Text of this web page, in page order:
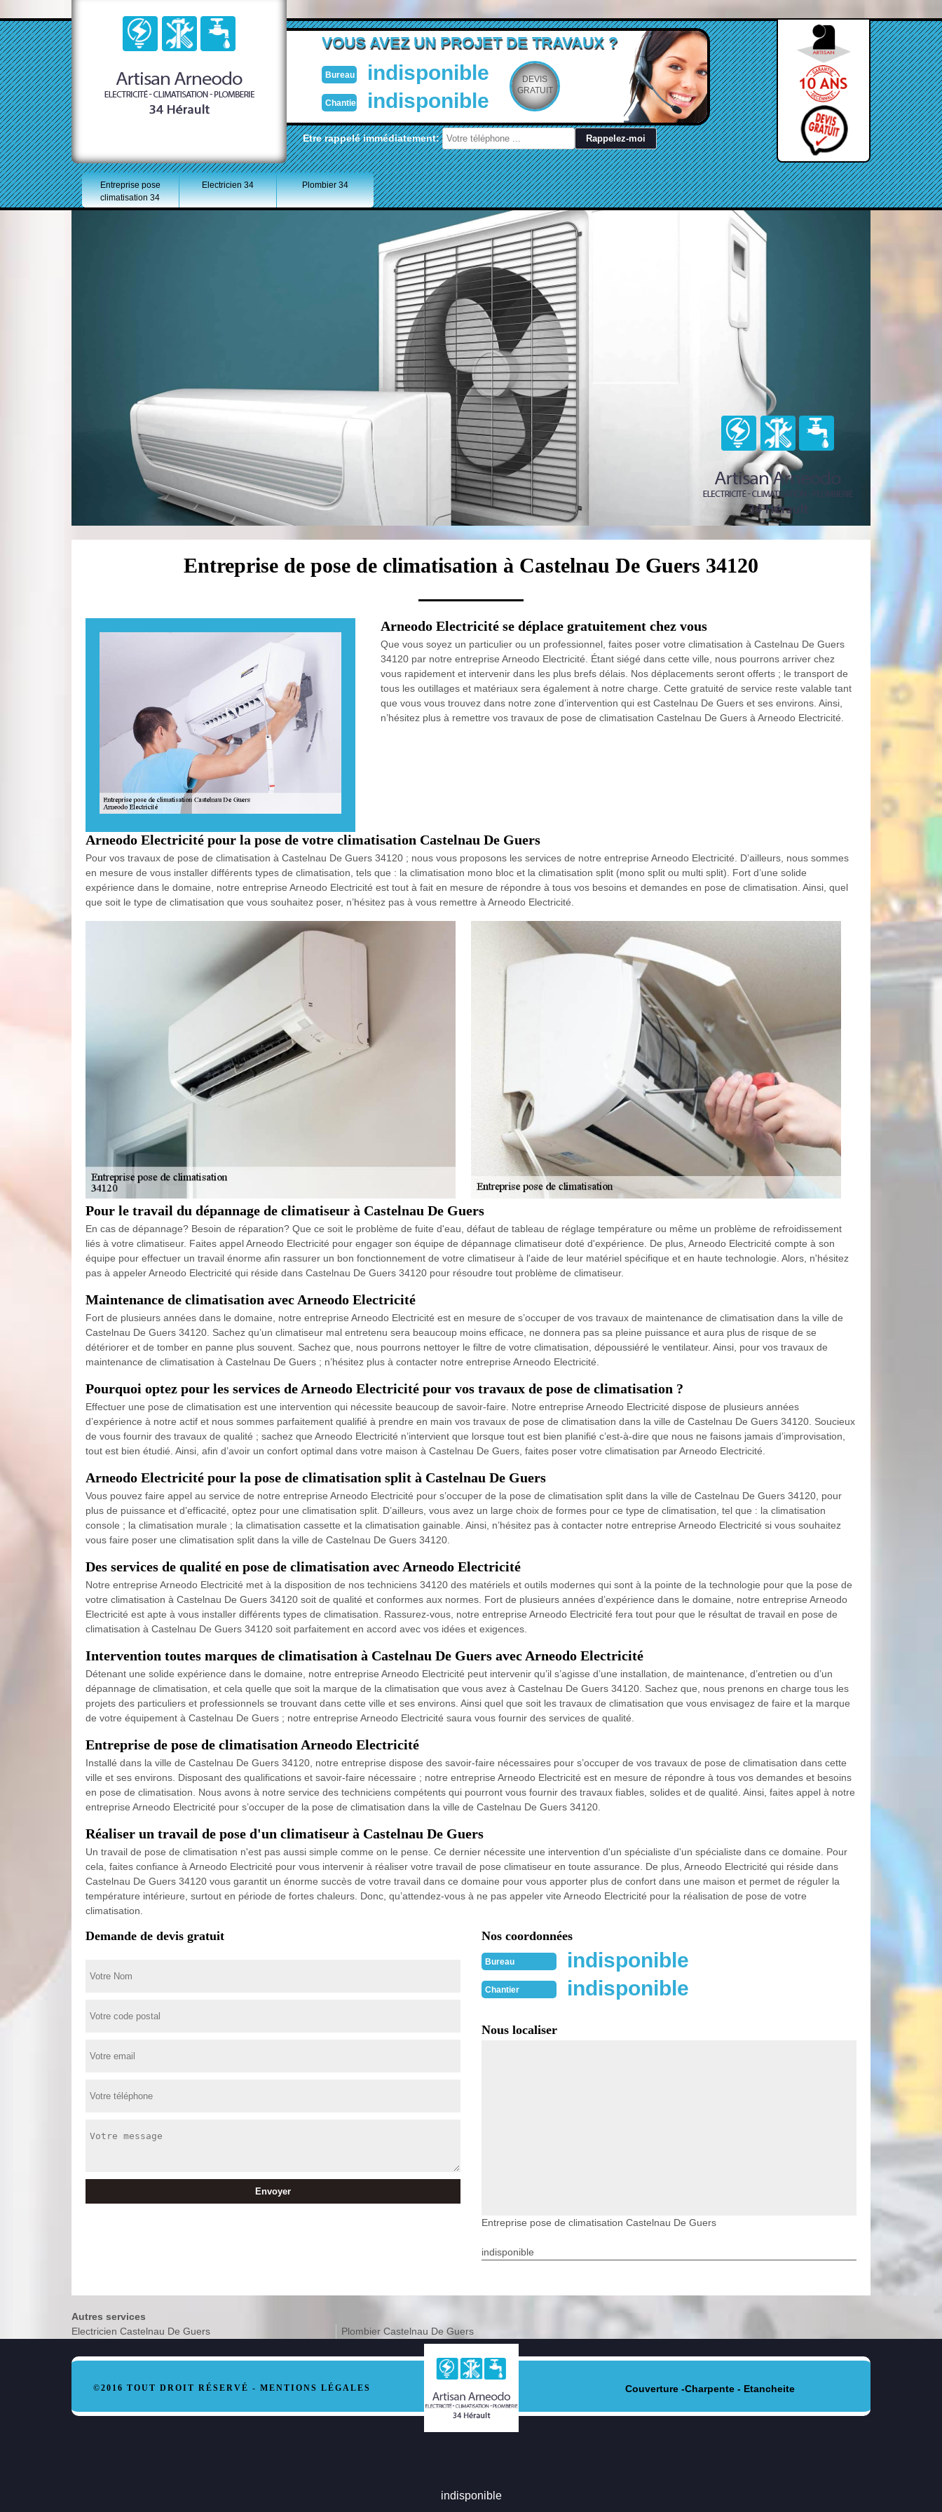
VOUS AVEZ UN PROJET DE TRAVAUX ?
Bureau indisponible
Chantier indisponible
DEVIS
GRATUIT
Etre rappelé immédiatement:
Entreprise pose
climatisation 34
Electricien 34 Plombier 34
Entreprise de pose de climatisation à Castelnau De Guers 34120
Arneodo Electricité se déplace gratuitement chez vous
Que vous soyez un particulier ou un professionnel, faites poser votre climatisation à Castelnau De Guers
34120 par notre entreprise Arneodo Electricité. Étant siégé dans cette ville, nous pourrons arriver chez
vous rapidement et intervenir dans les plus brefs délais. Nos déplacements seront offerts ; le transport de
tous les outillages et matériaux sera également à notre charge. Cette gratuité de service reste valable tant
que vous vous trouvez dans notre zone d’intervention qui est Castelnau De Guers et ses environs. Ainsi,
n’hésitez plus à remettre vos travaux de pose de climatisation Castelnau De Guers à Arneodo Electricité.
Arneodo Electricité pour la pose de votre climatisation Castelnau De Guers
Pour vos travaux de pose de climatisation à Castelnau De Guers 34120 ; nous vous proposons les services de notre entreprise Arneodo Electricité. D’ailleurs, nous sommes
en mesure de vous installer différents types de climatisation, tels que : la climatisation mono bloc et la climatisation split (mono split ou multi split). Fort d’une solide
expérience dans le domaine, notre entreprise Arneodo Electricité est tout à fait en mesure de répondre à tous vos besoins et demandes en pose de climatisation. Ainsi, quel
que soit le type de climatisation que vous souhaitez poser, n’hésitez pas à vous remettre à Arneodo Electricité.
Pour le travail du dépannage de climatiseur à Castelnau De Guers
En cas de dépannage? Besoin de réparation? Que ce soit le problème de fuite d'eau, défaut de tableau de réglage température ou même un problème de refroidissement
liés à votre climatiseur. Faites appel Arneodo Electricité pour engager son équipe de dépannage climatiseur doté d'expérience. De plus, Arneodo Electricité compte à son
équipe pour effectuer un travail énorme afin rassurer un bon fonctionnement de votre climatiseur à l'aide de leur matériel spécifique et en haute technologie. Alors, n'hésitez
pas à appeler Arneodo Electricité qui réside dans Castelnau De Guers 34120 pour résoudre tout problème de climatiseur.
Maintenance de climatisation avec Arneodo Electricité
Fort de plusieurs années dans le domaine, notre entreprise Arneodo Electricité est en mesure de s’occuper de vos travaux de maintenance de climatisation dans la ville de
Castelnau De Guers 34120. Sachez qu’un climatiseur mal entretenu sera beaucoup moins efficace, ne donnera pas sa pleine puissance et aura plus de risque de se
détériorer et de tomber en panne plus souvent. Sachez que, nous pourrons nettoyer le filtre de votre climatisation, dépoussiéré le ventilateur. Ainsi, pour vos travaux de
maintenance de climatisation à Castelnau De Guers ; n’hésitez plus à contacter notre entreprise Arneodo Electricité.
Pourquoi optez pour les services de Arneodo Electricité pour vos travaux de pose de climatisation ?
Effectuer une pose de climatisation est une intervention qui nécessite beaucoup de savoir-faire. Notre entreprise Arneodo Electricité dispose de plusieurs années
d’expérience à notre actif et nous sommes parfaitement qualifié à prendre en main vos travaux de pose de climatisation dans la ville de Castelnau De Guers 34120. Soucieux
de vous fournir des travaux de qualité ; sachez que Arneodo Electricité n’intervient que lorsque tout est bien planifié c’est-à-dire que nous ne faisons jamais d’improvisation,
tout est bien étudié. Ainsi, afin d’avoir un confort optimal dans votre maison à Castelnau De Guers, faites poser votre climatisation par Arneodo Electricité.
Arneodo Electricité pour la pose de climatisation split à Castelnau De Guers
Vous pouvez faire appel au service de notre entreprise Arneodo Electricité pour s’occuper de la pose de climatisation split dans la ville de Castelnau De Guers 34120, pour
plus de puissance et d’efficacité, optez pour une climatisation split. D’ailleurs, vous avez un large choix de formes pour ce type de climatisation, tel que : la climatisation
console ; la climatisation murale ; la climatisation cassette et la climatisation gainable. Ainsi, n’hésitez pas à contacter notre entreprise Arneodo Electricité si vous souhaitez
vous faire poser une climatisation split dans la ville de Castelnau De Guers 34120.
Des services de qualité en pose de climatisation avec Arneodo Electricité
Notre entreprise Arneodo Electricité met à la disposition de nos techniciens 34120 des matériels et outils modernes qui sont à la pointe de la technologie pour que la pose de
votre climatisation à Castelnau De Guers 34120 soit de qualité et conformes aux normes. Fort de plusieurs années d’expérience dans le domaine, notre entreprise Arneodo
Electricité est apte à vous installer différents types de climatisation. Rassurez-vous, notre entreprise Arneodo Electricité fera tout pour que le résultat de travail en pose de
climatisation à Castelnau De Guers 34120 soit parfaitement en accord avec vos idées et exigences.
Intervention toutes marques de climatisation à Castelnau De Guers avec Arneodo Electricité
Détenant une solide expérience dans le domaine, notre entreprise Arneodo Electricité peut intervenir qu’il s’agisse d’une installation, de maintenance, d’entretien ou d’un
dépannage de climatisation, et cela quelle que soit la marque de la climatisation que vous avez à Castelnau De Guers 34120. Sachez que, nous prenons en charge tous les
projets des particuliers et professionnels se trouvant dans cette ville et ses environs. Ainsi quel que soit les travaux de climatisation que vous envisagez de faire et la marque
de votre équipement à Castelnau De Guers ; notre entreprise Arneodo Electricité saura vous fournir des services de qualité.
Entreprise de pose de climatisation Arneodo Electricité
Installé dans la ville de Castelnau De Guers 34120, notre entreprise dispose des savoir-faire nécessaires pour s’occuper de vos travaux de pose de climatisation dans cette
ville et ses environs. Disposant des qualifications et savoir-faire nécessaire ; notre entreprise Arneodo Electricité est en mesure de répondre à tous vos demandes et besoins
en pose de climatisation. Nous avons à notre service des techniciens compétents qui pourront vous fournir des travaux fiables, solides et de qualité. Ainsi, faites appel à notre
entreprise Arneodo Electricité pour s’occuper de la pose de climatisation dans la ville de Castelnau De Guers 34120.
Réaliser un travail de pose d'un climatiseur à Castelnau De Guers
Un travail de pose de climatisation n'est pas aussi simple comme on le pense. Ce dernier nécessite une intervention d'un spécialiste d'un spécialiste dans ce domaine. Pour
cela, faites confiance à Arneodo Electricité pour vous intervenir à réaliser votre travail de pose climatiseur en toute assurance. De plus, Arneodo Electricité qui réside dans
Castelnau De Guers 34120 vous garantit un énorme succès de votre travail dans ce domaine pour vous apporter plus de confort dans une maison et permet de réguler la
température intérieure, surtout en période de fortes chaleurs. Donc, qu’attendez-vous à ne pas appeler vite Arneodo Electricité pour la réalisation de pose de votre
climatisation.
Demande de devis gratuit Nos coordonnées
Bureau indisponible
Chantier indisponible
Nous localiser
Entreprise pose de climatisation Castelnau De Guers
indisponible
Autres services
Electricien Castelnau De Guers
Plombier Castelnau De Guers
©2016 TOUT DROIT RÉSERVÉ - MENTIONS LÉGALES Couverture -Charpente - Etancheite
indisponible